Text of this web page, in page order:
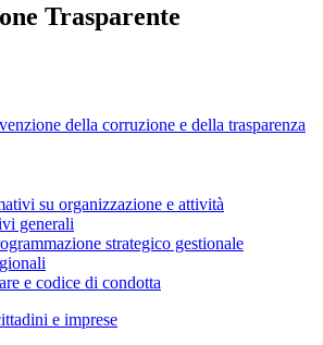
Trasparente
della corruzione e della trasparenza
su organizzazione e attività
generali
strategico gestionale
e codice di condotta
e imprese